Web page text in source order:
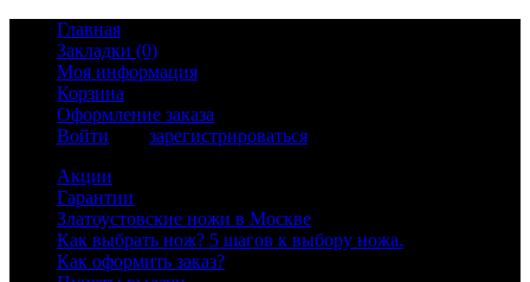
Главная
Закладки (0)
Моя информация
Корзина
Оформление заказа
Войти
зарегистрироваться
Акции
Гарантии
Златоустовские ножи в Москве
Как выбрать нож? 5 шагов к выбору ножа.
Как оформить заказ?